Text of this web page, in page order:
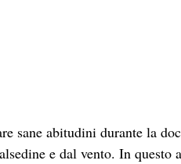
sane abitudini durante la
e dal vento. In questo